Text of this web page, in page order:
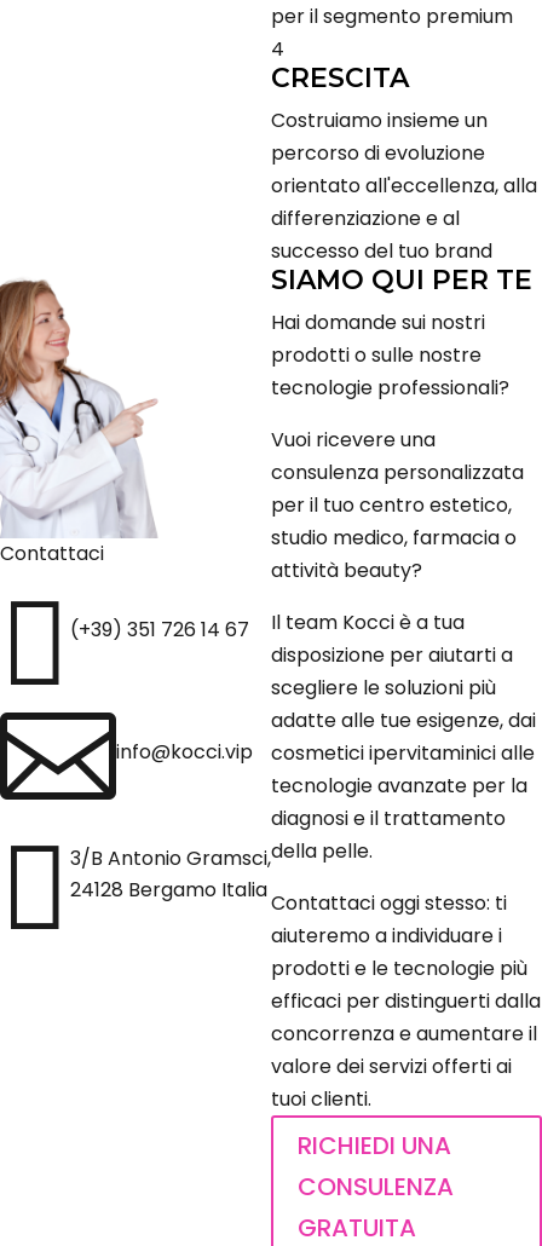
per il segmento premium
4
CRESCITA
Costruiamo insieme un
percorso di evoluzione
orientato all'eccellenza, alla
differenziazione e al
successo del tuo brand
Contattaci
 (+39) 351 726 14 67
info@kocci.vip
 3/B Antonio Gramsci,
24128 Bergamo Italia
SIAMO QUI PER TE
Hai domande sui nostri
prodotti o sulle nostre
tecnologie professionali?
Vuoi ricevere una
consulenza personalizzata
per il tuo centro estetico,
studio medico, farmacia o
attività beauty?
Il team Kocci è a tua
disposizione per aiutarti a
scegliere le soluzioni più
adatte alle tue esigenze, dai
cosmetici ipervitaminici alle
tecnologie avanzate per la
diagnosi e il trattamento
della pelle.
Contattaci oggi stesso: ti
aiuteremo a individuare i
prodotti e le tecnologie più
efficaci per distinguerti dalla
concorrenza e aumentare il
valore dei servizi offerti ai
tuoi clienti.
RICHIEDI UNA
CONSULENZA
GRATUITA